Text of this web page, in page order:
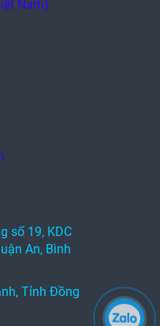
Nam)
số 19, KDC
An, Bình
Tỉnh Đồng